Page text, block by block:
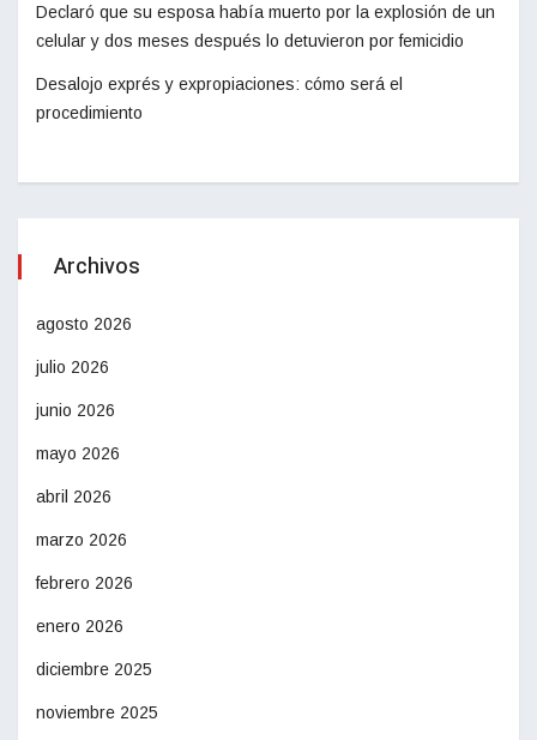
Declaró que su esposa había muerto por la explosión de un
celular y dos meses después lo detuvieron por femicidio
Desalojo exprés y expropiaciones: cómo será el
procedimiento
Archivos
agosto 2026
julio 2026
junio 2026
mayo 2026
abril 2026
marzo 2026
febrero 2026
enero 2026
diciembre 2025
noviembre 2025